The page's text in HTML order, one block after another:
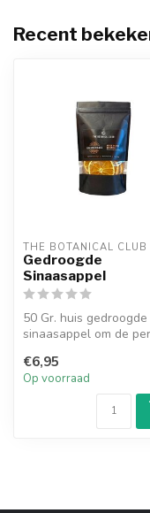
Recent
THE BOTANICAL CLUB
Gedroogde
Sinaasappel
50 Gr. huis gedroogde
sinaasappel om de
€6,95
Op voorraad